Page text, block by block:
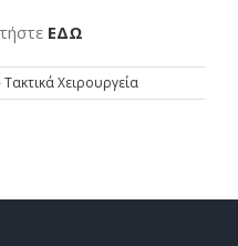
ΕΔΩ
Χειρουργεία